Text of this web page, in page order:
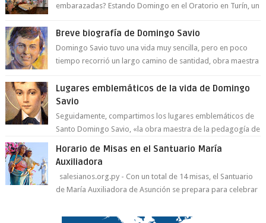
embarazadas? Estando Domingo en el Oratorio en Turín, un
Breve biografía de Domingo Savio
Domingo Savio tuvo una vida muy sencilla, pero en poco
tiempo recorrió un largo camino de santidad, obra maestra
Lugares emblemáticos de la vida de Domingo
Savio
Seguidamente, compartimos los lugares emblemáticos de
Santo Domingo Savio, «la obra maestra de la pedagogía de
Horario de Misas en el Santuario María
Auxiliadora
salesianos.org.py - Con un total de 14 misas, el Santuario
de María Auxiliadora de Asunción se prepara para celebrar